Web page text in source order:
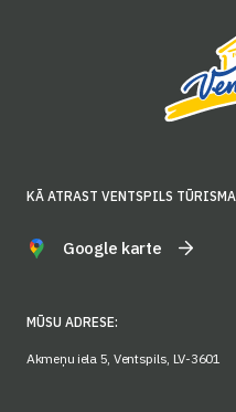
KĀ ATRAST VENTSPILS
Google karte
MŪSU ADRESE:
Akmeņu iela 5, Ventspils, LV-3601